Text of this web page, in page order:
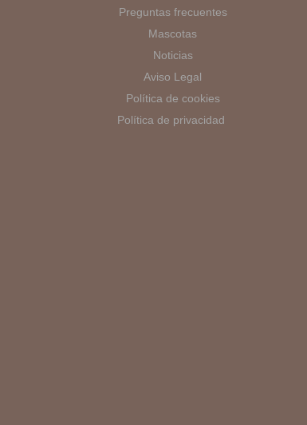
Preguntas frecuentes
Mascotas
Noticias
Aviso Legal
Política de cookies
Política de privacidad